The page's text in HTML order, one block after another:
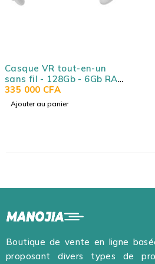
Casque VR tout-en-un
sans fil - 128Gb - 6Gb RAM
- 1832 x 1920 pixels/oeil - 2
manettes
335 000 CFA
Ajouter au panier
Boutique de vente en ligne
proposant divers types de